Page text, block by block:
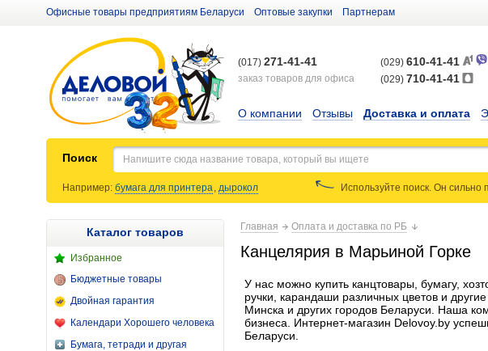
Офисные товары предприятиям Беларуси Оптовые закупки Партнерам
(017) 271-41-41
заказ товаров для офиса
(029) 610-41-41
(029) 710-41-41
О компании Отзывы Доставка и оплата
Поиск
Например: бумага для принтера, дырокол Используйте поиск. Он сильно
Каталог товаров
Избранное
Бюджетные товары
Двойная гарантия
Календари Хорошего человека
Бумага, тетради и другая
Главная Оплата и доставка по РБ
Канцелярия в Марьиной Горке
У нас можно купить канцтовары, бумагу,
ручки, карандаши различных цветов и
Минска и других городов Беларуси. Наша
бизнеса. Интернет-магазин Delovoy.by
Беларуси.